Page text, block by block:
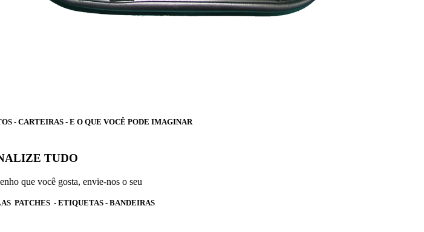
- CARTEIRAS - E O QUE VOCÊ PODE IMAGINAR
TUDO
que você gosta, envie-nos o seu
PATCHES - ETIQUETAS - BANDEIRAS